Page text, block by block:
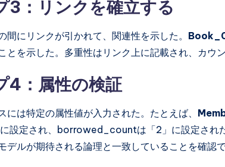
3：リンクを確立する
間にリンクが引かれて、関連性を示した。
とを示した。多重性はリンク上に記載され、カウ
4：属性の検証
には特定の属性値が入力された。たとえば、
設定され、borrowed_countは「2」に設定され
デルが期待される論理と一致していることを確認で